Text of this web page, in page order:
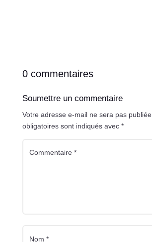
0 commentaires
Soumettre un commentaire
Votre adresse e-mail ne sera pas publiée.
obligatoires sont indiqués avec *